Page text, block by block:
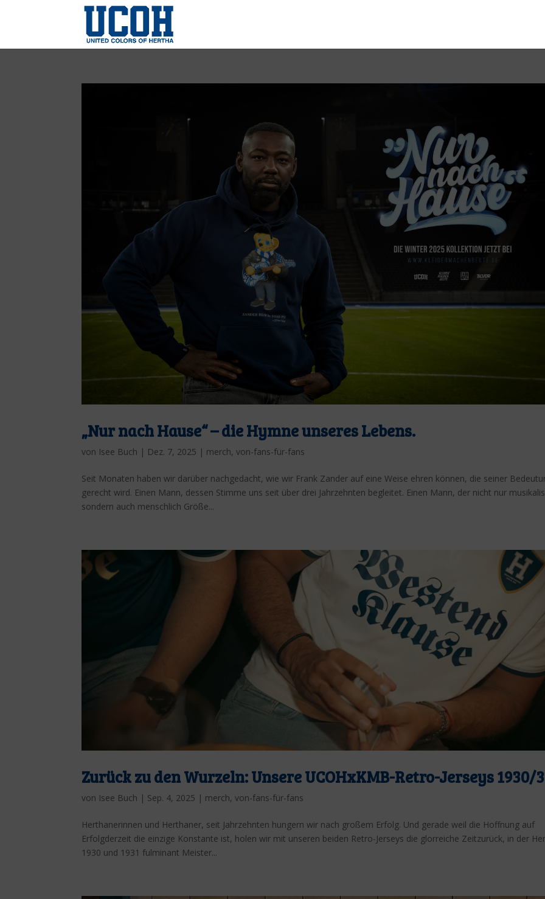
„Nur nach Hause“ – die Hymne unseres Lebens.
von Isee Buch | Dez. 7, 2025 | merch,von-fans-für-fans
Seit Monaten haben wir darüber nachgedacht, wie wir Frank Zander auf eine Weise ehren können, die seiner
gerecht wird. Einen Mann, dessen Stimme uns seit über drei Jahrzehnten begleitet. Einen Mann, der nicht nur
sondern auch menschlich Größe...
Zurück zu den Wurzeln: Unsere UCOHxKMB-Retro-Jerseys 1930/
von Isee Buch | Sep. 4, 2025 | merch,von-fans-für-fans
Herthanerinnen und Herthaner, seit Jahrzehnten hungern wir nach großem Erfolg. Und gerade weil die Hoffnung auf
Erfolgderzeit die einzige Konstante ist, holen wir mit unseren beiden Retro-Jerseys die glorreiche Zeitzurück, in der
1930 und 1931 fulminant Meister...